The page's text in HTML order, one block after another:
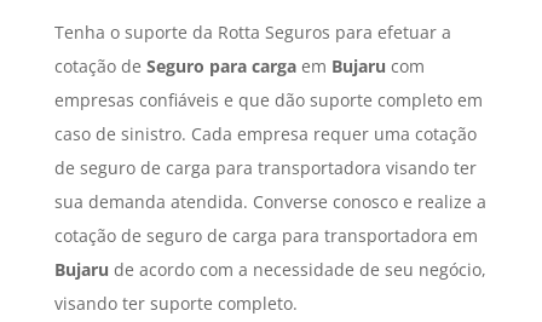
Tenha o suporte da Rotta Seguros para efetuar a
cotação de Seguro para cargaem Bujaru com
empresas confiáveis e que dão suporte completo em
caso de sinistro. Cada empresa requer uma cotação
de seguro de carga para transportadora visando ter
sua demanda atendida. Converse conosco e realize a
cotação de seguro de carga para transportadora em
Bujaru de acordo com a necessidade de seu negócio,
visando ter suporte completo.